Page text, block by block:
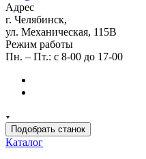
Адрес
г. Челябинск,
ул. Механическая, 115В
Режим работы
Пн. – Пт.: с 8-00 до 17-00
Подобрать станок
Каталог